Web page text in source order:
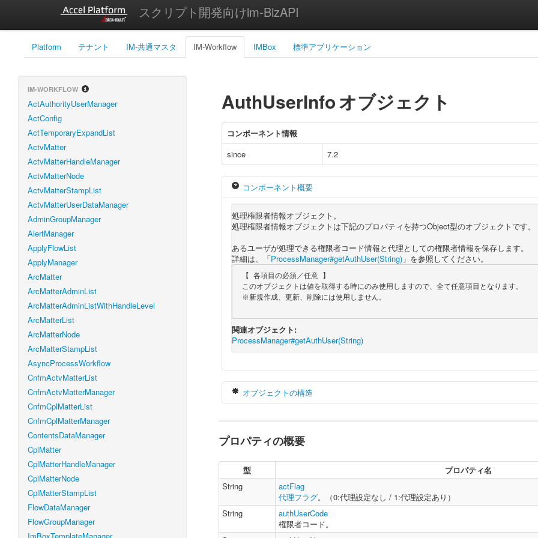
スクリプト開発向けim-BizAPI
Platform テナント IM-共通マスタ IM-Workflow IMBox 標準アプリケーション
IM-WORKFLOW
ActAuthorityUserManager
ActConfig
ActTemporaryExpandList
ActvMatter
ActvMatterHandleManager
ActvMatterNode
ActvMatterStampList
ActvMatterUserDataManager
AdminGroupManager
AlertManager
ApplyFlowList
ApplyManager
ArcMatter
ArcMatterAdminList
ArcMatterAdminListWithHandleLevel
ArcMatterList
ArcMatterNode
ArcMatterStampList
AsyncProcessWorkflow
CnfmActvMatterList
CnfmActvMatterManager
CnfmCplMatterList
CnfmCplMatterManager
ContentsDataManager
CplMatter
CplMatterHandleManager
CplMatterNode
CplMatterStampList
FlowDataManager
FlowGroupManager
AuthUserInfoオブジェクト
コンポーネント情報
since
7.2
コンポーネント概要
処理権限者情報オブジェクト。
処理権限者情報オブジェクトは下記のプロパティを持つObject型のオブジェクトです。
あるユーザが処理できる権限者コード情報と代理としての権限者情報を保存します。
詳細は、「ProcessManager#getAuthUser(String) 」を参照してください。
関連オブジェクト:
ProcessManager#getAuthUser(String)
オブジェクトの構造
var authUserInfo
    actFlag
    authUserCode
: String, // 権限者コード。
プロパティの概要
型 プロパティ名
String
actFlag
代理フラグ。（0:代理設定なし / 1:代理設定あり）
String
authUserCode
権限者コード。